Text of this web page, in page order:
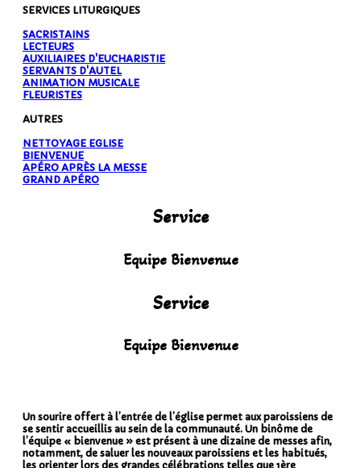
SERVICES LITURGIQUES
SACRISTAINS
LECTEURS
AUXILIAIRES D'EUCHARISTIE
SERVANTS D'AUTEL
ANIMATION MUSICALE
FLEURISTES
AUTRES
NETTOYAGE EGLISE
BIENVENUE
APÉRO APRÈS LA MESSE
GRAND APÉRO
Service
Equipe Bienvenue
Service
Equipe Bienvenue
Un sourire offert à l’entrée de l’église permet aux paroissiens de
se sentir accueillis au sein de la communauté. Un binôme de
l’équipe « bienvenue » est présent à une dizaine de messes afin,
notamment, de saluer les nouveaux paroissiens et les habitués,
les orienter lors des grandes célébrations telles que 1ère